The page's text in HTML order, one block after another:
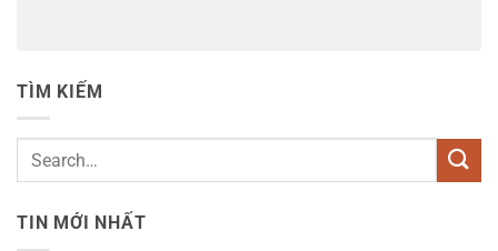
TÌM KIẾM
TIN MỚI NHẤT